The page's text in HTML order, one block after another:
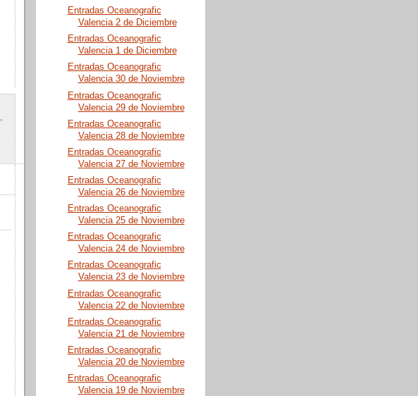
,
Entradas Oceanografic
Valencia 2 de Diciembre
Entradas Oceanografic
Valencia 1 de Diciembre
Entradas Oceanografic
Valencia 30 de Noviembre
Entradas Oceanografic
Valencia 29 de Noviembre
Entradas Oceanografic
Valencia 28 de Noviembre
Entradas Oceanografic
Valencia 27 de Noviembre
Entradas Oceanografic
Valencia 26 de Noviembre
Entradas Oceanografic
Valencia 25 de Noviembre
Entradas Oceanografic
Valencia 24 de Noviembre
Entradas Oceanografic
Valencia 23 de Noviembre
Entradas Oceanografic
Valencia 22 de Noviembre
Entradas Oceanografic
Valencia 21 de Noviembre
Entradas Oceanografic
Valencia 20 de Noviembre
Entradas Oceanografic
Valencia 19 de Noviembre